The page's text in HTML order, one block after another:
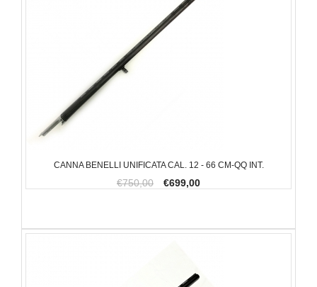
CANNA BENELLI UNIFICATA CAL. 12 - 66 CM-QQ INT.
€750,00 €699,00